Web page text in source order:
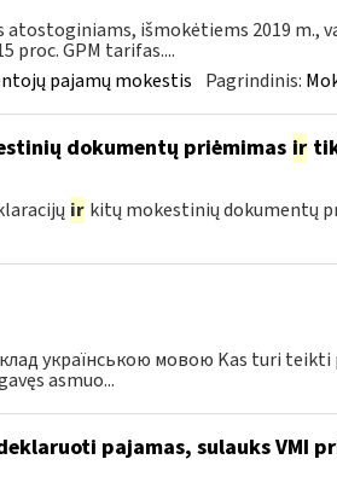
atostoginiams, išmokėtiems 2019 m.,
proc. GPM tarifas....
pajamų mokestis Pagrindinis:
dokumentų priėmimas ir
ir kitų mokestinių dokumentų
українською мовою Kas turi
asmuo...
pajamas, sulauks VMI